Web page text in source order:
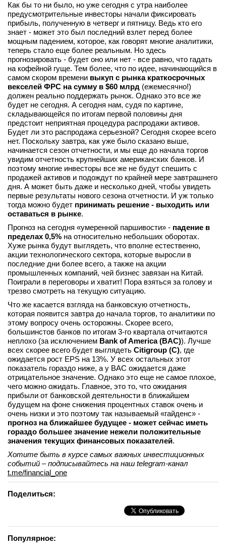
Как бы то ни было, но уже сегодня с утра наиболее
предусмотрительные инвесторы начали фиксировать
прибыль, полученную в четверг и пятницу. Ведь кто его
знает - может это был последний взлет перед более
мощным падением, которое, как говорят многие аналитики,
теперь стало еще более реальным. Но здесь
прогнозировать - будет оно или нет - все равно, что гадать
на кофейной гуще. Тем более, что по идее, начинающийся в
самом скором времени выкуп с рынка краткосрочных
векселей ФРС на сумму в $60 млрд (ежемесячно!)
должен реально поддержать рынок. Однако это все же
будет не сегодня. А сегодня нам, судя по картине,
складывающейся по итогам первой половины дня
предстоит неприятная процедура распродажи активов.
Будет ли это распродажа серьезной? Сегодня скорее всего
нет. Поскольку завтра, как уже было сказано выше,
начинается сезон отчетности, и мы еще до начала торгов
увидим отчетность крупнейших американских банков. И
поэтому многие инвесторы все же не будут спешить с
продажей активов и подождут по крайней мере завтрашнего
дня. А может быть даже и несколько дней, чтобы увидеть
первые результаты нового сезона отчетности. И уж только
тогда можно будет принимать решение - выходить или
оставаться в рынке.
Прогноз на сегодня «умеренной паршивости» - падение в
пределах 0,5% на относительно небольших оборотах.
Хуже рынка будут выглядеть, что вполне естественно,
акции технологического сектора, которые выросли в
последние дни более всего, а также на акции
промышленных компаний, чей бизнес завязан на Китай.
Поиграли в переговоры и хватит! Пора взяться за голову и
трезво смотреть на текущую ситуацию.
Что же касается взгляда на банковскую отчетность,
которая появится завтра до начала торгов, то аналитики по
этому вопросу очень осторожны. Скорее всего,
большинстов банков по итогам 3-го квартала отчитаются
неплохо (за исключением Bank of America (BAC)). Лучше
всех скорее всего будет выглядеть Citigroup (C), где
ожидается рост EPS на 13%. У всех остальных этот
показатель гораздо ниже, а у BAC ожидается даже
отрицательное значение. Однако это еще не самое плохое,
чего можно ожидать. Главное, это то, что ожидания
прибыли от банковской деятельности в ближайшем
будущем на фоне снижения процентных ставок очень и
очень низки и это поэтому так называемый «гайденс» -
прогноз на ближайшее будущее - может сейчас иметь
гораздо большее значение нежели положительные
значения текущих финансовых показателей.
Хотите быть в курсе самых важных инвестиционных
событий – подписывайтесь на наш telegram-канал
t.me/financial_one
Поделиться:
Популярное: